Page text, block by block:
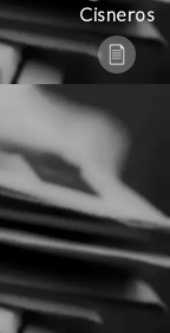
Cisneros